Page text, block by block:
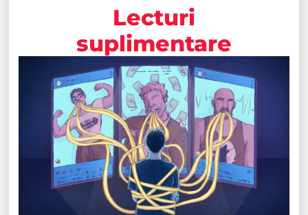
Lecturi
suplimentare